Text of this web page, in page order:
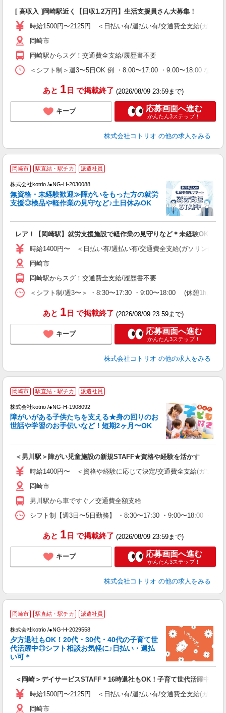
[ 高収入 ]岡崎駅近く【日収1.2万円】生活支援員さん大募集！
時給1500円〜2125円 ＜日払い有/週払い有/交通費全支給(ガソリ
岡崎市
岡崎駅からスグ！交通費全支給/履歴書不要
＜シフト制＞週3〜5日OK 例 ・8:00〜17:00 ・9:00〜18:00 など
あと 1日 で掲載終了 (2026/08/09 23:59まで)
キープ 応募画面へ進む
かんたん3ステップ！
株式会社コトリオ の他の求人をみる
岡崎市 駅直結・駅チカ 派遣社員
株式会社kotrio /●NG-H-2030088
無資格・未経験歓迎≫障がいをもった方の就労
支援◎検品や軽作業の見守など♪土日休みOK
レア！【岡崎駅】就労支援施設で軽作業の見守りなど＊未経験OK
時給1400円〜 ＜日払い有/週払い有/交通費全支給(ガソリン代含
岡崎市
岡崎駅からスグ！交通費全支給/履歴書不要
＜シフト制/週3〜＞ ・8:30〜17:30 ・9:00〜18:00 (休憩1h、残
あと 1日 で掲載終了 (2026/08/09 23:59まで)
キープ 応募画面へ進む
かんたん3ステップ！
株式会社コトリオ の他の求人をみる
岡崎市 駅直結・駅チカ 派遣社員
株式会社kotrio /●NG-H-1908092
障がいがある子供たちを支える★身の回りのお
世話や学習のお手伝いなど！短期2ヶ月〜OK
＜男川駅＞障がい児童施設の新規STAFF★資格や経験を活かす
時給1400円〜 ＜資格や経験に応じて決定/交通費全支給(ガソリ
岡崎市
男川駅から車ですぐ／交通費全額支給
シフト制【週3日〜5日勤務】 ・8:30〜17:30 ・9:00〜18:00 ・
あと 1日 で掲載終了 (2026/08/09 23:59まで)
キープ 応募画面へ進む
かんたん3ステップ！
株式会社コトリオ の他の求人をみる
岡崎市 駅直結・駅チカ 派遣社員
株式会社kotrio /●NG-H-2029558
夕方退社もOK！20代・30代・40代の子育て世
代活躍中◎シフト相談お気軽に♪日払い・週払
い可＊
＜岡崎＞デイサービスSTAFF＊16時退社もOK！子育て世代活躍中
時給1500円〜2125円 ＜日払い有/週払い有/交通費全支給(ガソリ
岡崎市